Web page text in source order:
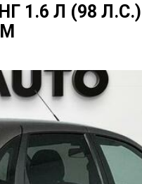
1.6 Л (98 Л.С.)